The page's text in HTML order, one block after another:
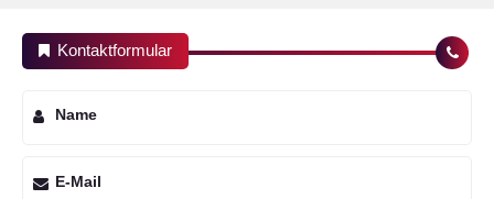
Kontaktformular
Name
E-Mail